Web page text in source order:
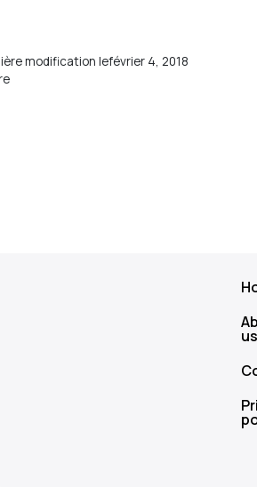
modification lefévrier 4, 2018
us